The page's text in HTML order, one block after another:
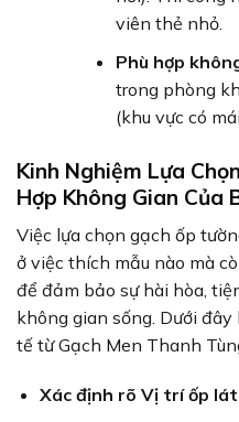
viên thẻ nhỏ.
Phù hợp
trong phòng
(khu vực có
Kinh Nghiệm Lựa
Hợp Không Gian Của
Việc lựa chọn gạch ốp
ở việc thích mẫu nào mà
để đảm bảo sự hài hòa,
không gian sống. Dưới
tế từ Gạch Men Thanh
Xác định rõ Vị trí ốp